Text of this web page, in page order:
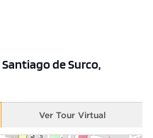
Santiago de Surco,
Ver Tour Virtual